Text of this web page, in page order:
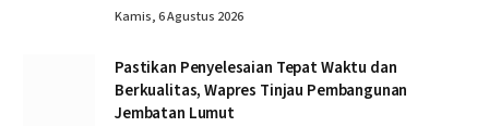
Kamis, 6 Agustus 2026
Pastikan Penyelesaian Tepat Waktu dan
Berkualitas, Wapres Tinjau Pembangunan
Jembatan Lumut